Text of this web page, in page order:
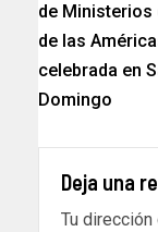
de Ministerios
de las
celebrada en
Domingo
Deja una
Tu